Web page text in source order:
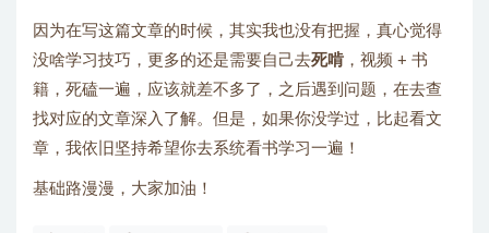
因为在写这篇文章的时候，其实我也没有把握，真心觉得
没啥学习技巧，更多的还是需要自己去死啃 ，视频 + 书
籍，死磕一遍，应该就差不多了，之后遇到问题，在去查
找对应的文章深入了解。但是，如果你没学过，比起看文
章，我依旧坚持希望你去系统看书学习一遍！
基础路漫漫，大家加油！